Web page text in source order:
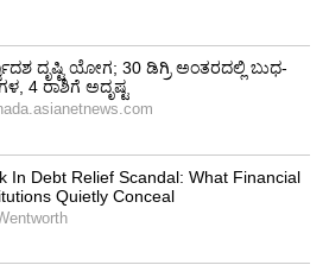
ಗೌಡ ಸಾಂಪ್ರದಾಯಿಕ
ಹಂಚಿಕೊಂಡಿದ್ದರು.
ಬಟ್ಟೆಗಳಲ್ಲಿ ಅದ್ಭುತವಾಗಿ